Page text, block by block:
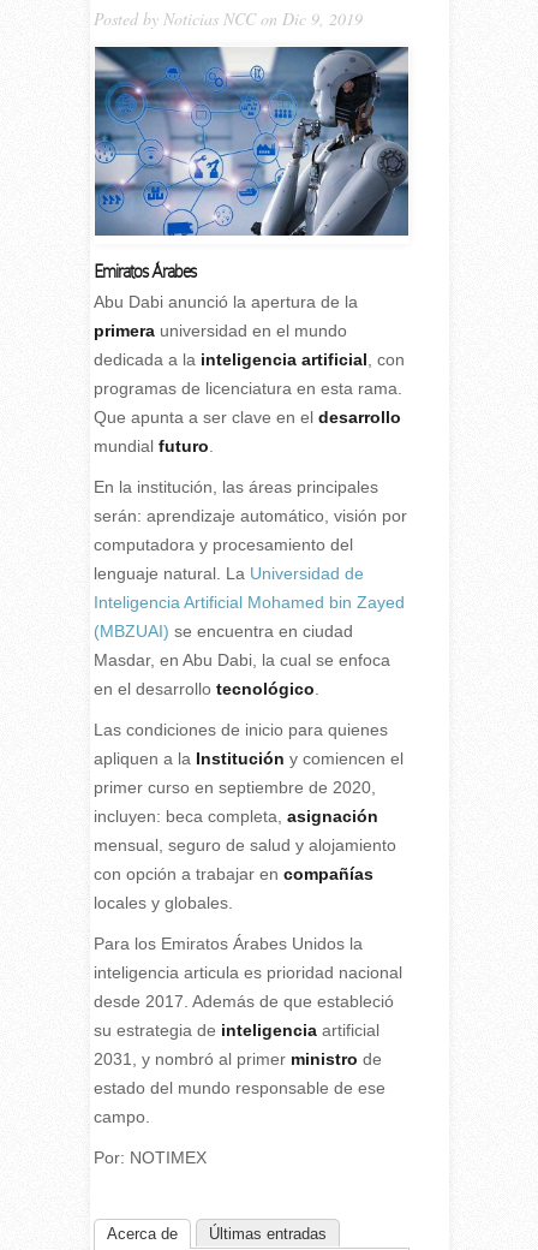
Posted by Noticias NCCon Dic 9, 2019
Emiratos Árabes
Abu Dabi anunció la apertura de la
primerauniversidad en el mundo
dedicada a la inteligencia artificial , con
programas de licenciatura en esta rama.
Que apunta a ser clave en el desarrollo
mundial futuro
En la institución, las áreas principales
serán: aprendizaje automático, visión por
computadora y procesamiento del
lenguaje natural. La Universidad de
Inteligencia Artificial Mohamed bin Zayed
(MBZUAI) se encuentra en ciudad
Masdar, en Abu Dabi, la cual se enfoca
en el desarrollo tecnológico
Las condiciones de inicio para quienes
apliquen a la Institución y comiencen el
primer curso en septiembre de 2020,
incluyen: beca completa, asignación
mensual, seguro de salud y alojamiento
con opción a trabajar en compañías
locales y globales.
Para los Emiratos Árabes Unidos la
inteligencia articula es prioridad nacional
desde 2017. Además de que estableció
su estrategia de inteligenciaartificial
2031, y nombró al primer ministro de
estado del mundo responsable de ese
campo.
Por: NOTIMEX
Acerca de Últimas entradas